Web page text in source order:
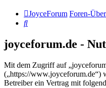
JoyceForum Foren-
Suche
joyceforum.de -
Mit dem Zugriff auf
(„https://www.joyceforum.de“)
Betreiber ein Vertrag mit